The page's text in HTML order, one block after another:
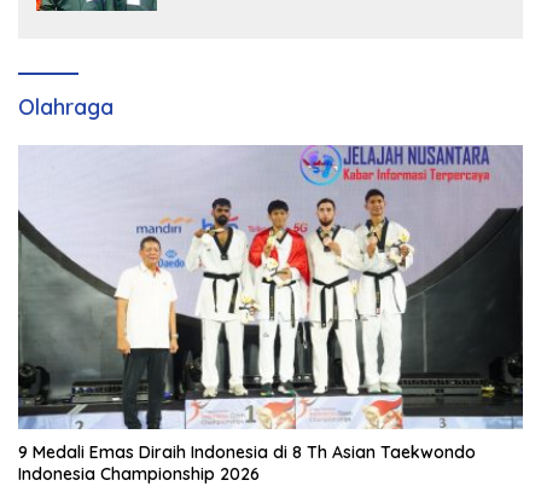
Olahraga
9 Medali Emas Diraih Indonesia di 8 Th Asian Taekwondo
Indonesia Championship 2026